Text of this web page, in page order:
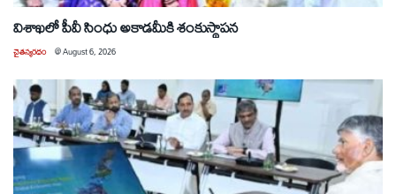
విశాఖలో పీవీ సింధు అకాడమీకి శంకుస్థాపన
చైతన్యరధం @August 6, 2026